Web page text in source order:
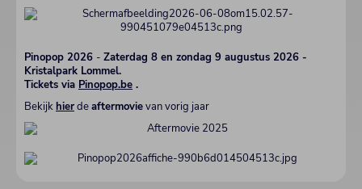
Pinopop 2026 - Zaterdag 8 en zondag 9 augustus 2026 -
Kristalpark Lommel.
Tickets via Pinopop.be .
Bekijkhierdeaftermovievan vorig jaar